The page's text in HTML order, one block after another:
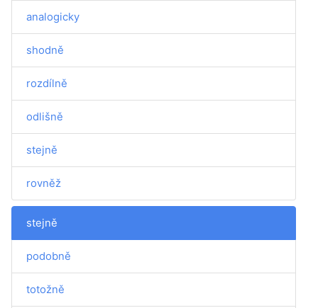
analogicky
shodně
rozdílně
odlišně
stejně
rovněž
stejně
podobně
totožně